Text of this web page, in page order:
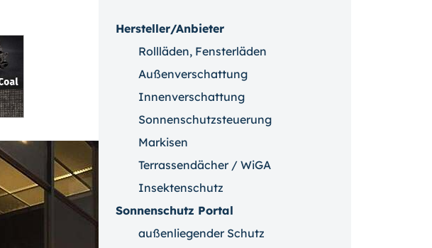
Hersteller/Anbieter
Rollläden, Fensterläden
Außenverschattung
Innenverschattung
Sonnenschutzsteuerung
Markisen
Terrassendächer / WiGA
Insektenschutz
Sonnenschutz Portal
außenliegender Schutz